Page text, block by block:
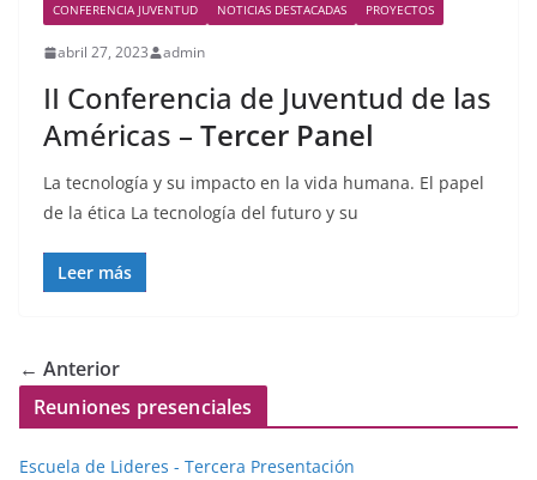
CONFERENCIA JUVENTUD NOTICIAS DESTACADAS PROYECTOS
abril 27, 2023 admin
II Conferencia de Juventud de las
Américas – Tercer Panel
La tecnología y su impacto en la vida humana. El papel
de la ética La tecnología del futuro y su
Leer más
← Anterior
Reuniones presenciales
Escuela de Lideres - Tercera Presentación